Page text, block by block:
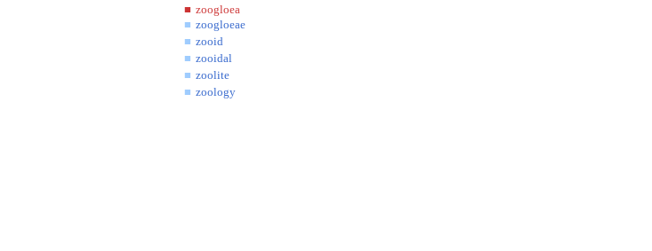
zoogloea
zoogloeae
zooid
zooidal
zoolite
zoology